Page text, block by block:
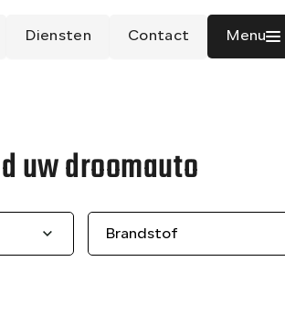
Diensten Contact Menu
uw droomauto
Brandstof